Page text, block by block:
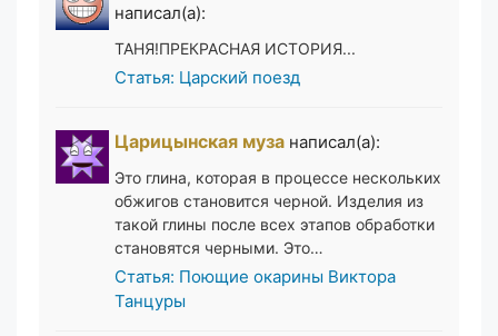
написал(а):
ТАНЯ!ПРЕКРАСНАЯ ИСТОРИЯ...
Статья: Царский поезд
Царицынская муза написал(а):
Это глина, которая в процессе нескольких
обжигов становится черной. Изделия из
такой глины после всех этапов обработки
становятся черными. Это…
Статья: Поющие окарины Виктора
Танцуры